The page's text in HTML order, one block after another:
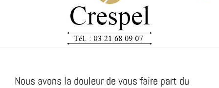
Nous avons la douleur de vous faire part du